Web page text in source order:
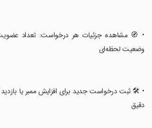
‏• 🧭 مشاهده جزئیات هر درخواست: تعداد
وضعیت لحظه‌ای
‏• 🛠️ ثبت درخواست جدید برای افزایش ممبر یا
دقیق